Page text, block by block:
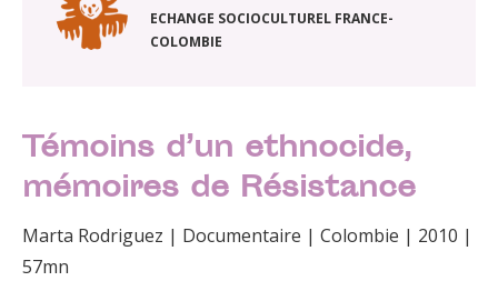
ECHANGE SOCIOCULTUREL FRANCE-
COLOMBIE
Témoins d’un ethnocide,
mémoires de Résistance
Marta Rodriguez | Documentaire | Colombie | 2010 |
57mn